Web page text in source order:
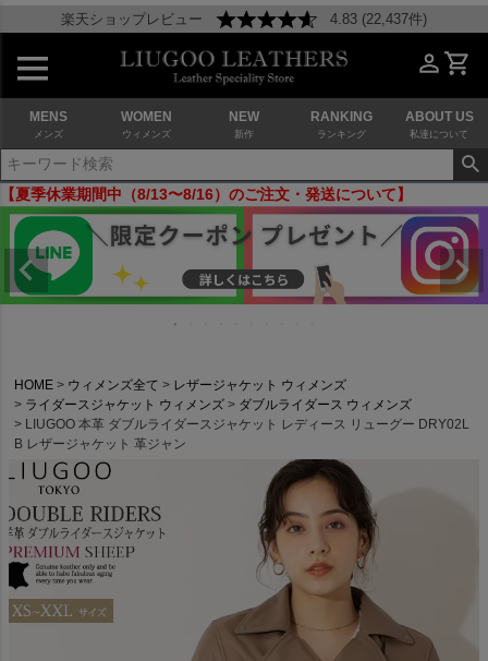
楽天ショップレビュー 4.83 (22,437件)
MENS
メンズ
WOMEN
ウィメンズ
NEW
新作
RANKING
ランキング
ABOUT US
私達について
【夏季休業期間中（8/13〜8/16）のご注文・発送について】
HOME ウィメンズ全て
レザージャケット ウィメンズ
ライダースジャケット ウィメンズ
ダブルライダース ウィメンズ
LIUGOO 本革 ダブルライダースジャケット レディース リューグー DRY02L
B レザージャケット 革ジャン